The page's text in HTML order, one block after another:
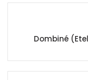
Dombiné